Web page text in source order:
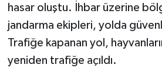
hasar oluştu. İhbar üzerine
jandarma ekipleri, yolda
Trafiğe kapanan yol,
yeniden trafiğe açıldı.